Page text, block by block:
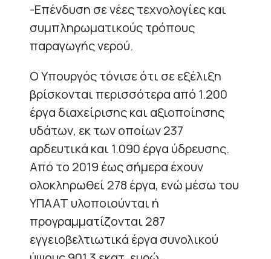
-Επένδυση σε νέες τεχνολογίες και
συμπληρωματικούς τρόπους
παραγωγής νερού.
Ο Υπουργός τόνισε ότι σε εξέλιξη
βρίσκονται περισσότερα από 1.200
έργα διαχείρισης και αξιοποίησης
υδάτων, εκ των οποίων 237
αρδευτικά και 1.090 έργα ύδρευσης.
Από το 2019 έως σήμερα έχουν
ολοκληρωθεί 278 έργα, ενώ μέσω του
ΥΠΑΑΤ υλοποιούνται ή
προγραμματίζονται 287
εγγειοβελτιωτικά έργα συνολικού